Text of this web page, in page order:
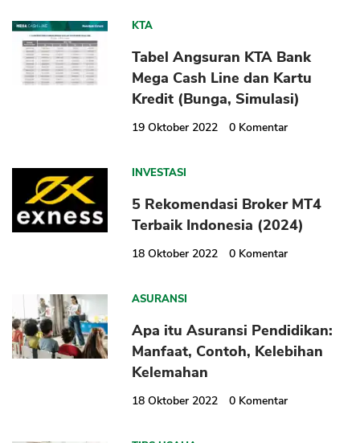
KTA
Tabel Angsuran KTA Bank
Mega Cash Line dan Kartu
Kredit (Bunga, Simulasi)
19 Oktober 2022 0 Komentar
INVESTASI
5 Rekomendasi Broker MT4
Terbaik Indonesia (2024)
18 Oktober 2022 0 Komentar
ASURANSI
Apa itu Asuransi Pendidikan:
Manfaat, Contoh, Kelebihan
Kelemahan
18 Oktober 2022 0 Komentar